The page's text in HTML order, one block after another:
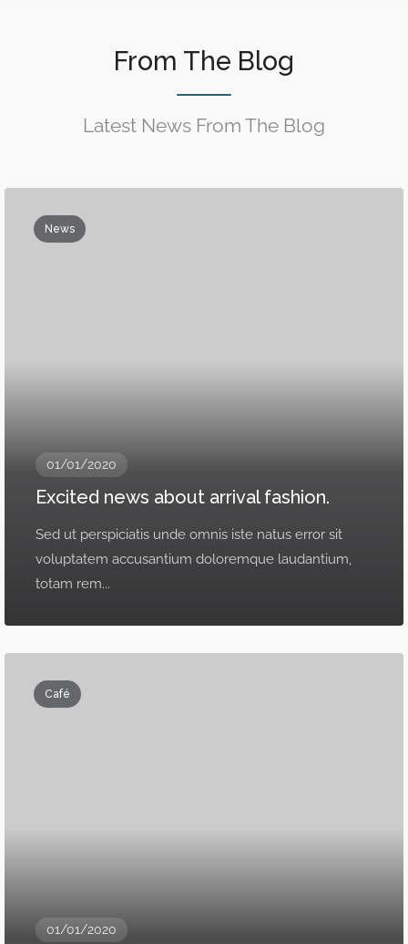
From The Blog
Latest News From The Blog
News
01/01/2020
Excited news about arrival fashion.
Sed ut perspiciatis unde omnis iste natus error sit
voluptatem accusantium doloremque laudantium,
totam rem...
Café
01/01/2020